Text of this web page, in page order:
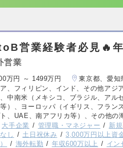
営業経験者必見🔥
営業
万円 ～ 1499万円
東京都、愛知
、フィリピン、インド、その他アジ
中南米（メキシコ、ブラジル、アル
）、ヨーロッパ（イギリス、フラン
、UAE、南アフリカ等）、その他の
大手企業 管理職・マネジャー 新
し
土日祝休み 3,000万円以上資
海外転勤 年収600万以上 イン